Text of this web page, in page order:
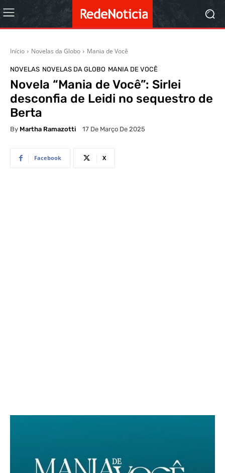
Início Novelas da Globo Mania de Você
NOVELAS NOVELAS DA GLOBO MANIA DE VOCÊ
Novela “Mania de Você”: Sirlei
desconfia de Leidi no sequestro de
Berta
By Martha Ramazotti 17 De Março De 2025
Facebook X